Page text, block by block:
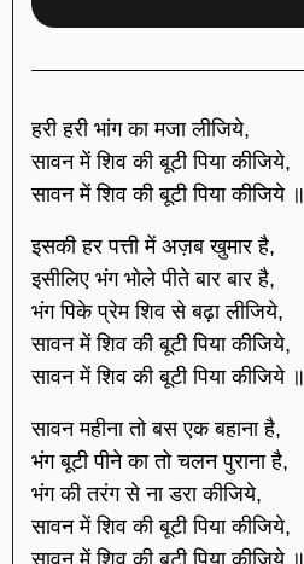
हरी हरी भांग का मजा लीजिये,
सावन में शिव की बूटी पिया कीजिये,
सावन में शिव की बूटी पिया कीजिये ॥
इसकी हर पत्ती में अज़ब खुमार है,
इसीलिए भंग भोले पीते बार बार है,
भंग पिके प्रेम शिव से बढ़ा लीजिये,
सावन में शिव की बूटी पिया कीजिये,
सावन में शिव की बूटी पिया कीजिये ॥
सावन महीना तो बस एक बहाना है,
भंग बूटी पीने का तो चलन पुराना है,
भंग की तरंग से ना डरा कीजिये,
सावन में शिव की बूटी पिया कीजिये,